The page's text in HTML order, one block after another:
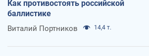
Как противостоять российской
баллистике
Виталий Портников 14,4 т.